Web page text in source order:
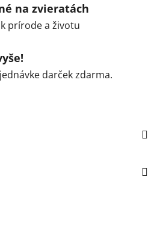
na zvieratách
prírode a životu
darček zdarma.